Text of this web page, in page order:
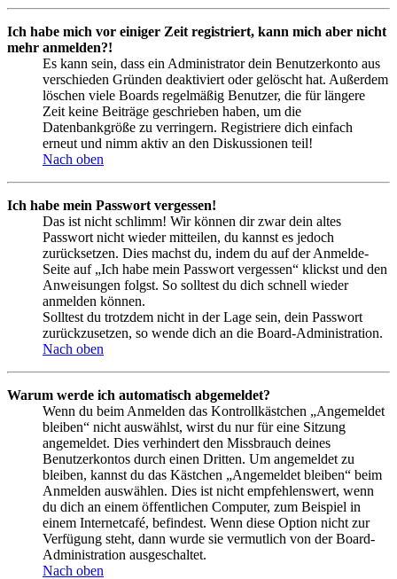
Ich habe mich vor einiger Zeit registriert, kann mich aber nicht
mehr anmelden?!
Es kann sein, dass ein Administrator dein Benutzerkonto aus
verschieden Gründen deaktiviert oder gelöscht hat. Außerdem
löschen viele Boards regelmäßig Benutzer, die für längere
Zeit keine Beiträge geschrieben haben, um die
Datenbankgröße zu verringern. Registriere dich einfach
erneut und nimm aktiv an den Diskussionen teil!
Nach oben
Ich habe mein Passwort vergessen!
Das ist nicht schlimm! Wir können dir zwar dein altes
Passwort nicht wieder mitteilen, du kannst es jedoch
zurücksetzen. Dies machst du, indem du auf der Anmelde-
Seite auf „Ich habe mein Passwort vergessen“ klickst und den
Anweisungen folgst. So solltest du dich schnell wieder
anmelden können.
Solltest du trotzdem nicht in der Lage sein, dein Passwort
zurückzusetzen, so wende dich an die Board-Administration.
Nach oben
Warum werde ich automatisch abgemeldet?
Wenn du beim Anmelden das Kontrollkästchen „Angemeldet
bleiben“ nicht auswählst, wirst du nur für eine Sitzung
angemeldet. Dies verhindert den Missbrauch deines
Benutzerkontos durch einen Dritten. Um angemeldet zu
bleiben, kannst du das Kästchen „Angemeldet bleiben“ beim
Anmelden auswählen. Dies ist nicht empfehlenswert, wenn
du dich an einem öffentlichen Computer, zum Beispiel in
einem Internetcafé, befindest. Wenn diese Option nicht zur
Verfügung steht, dann wurde sie vermutlich von der Board-
Administration ausgeschaltet.
Nach oben